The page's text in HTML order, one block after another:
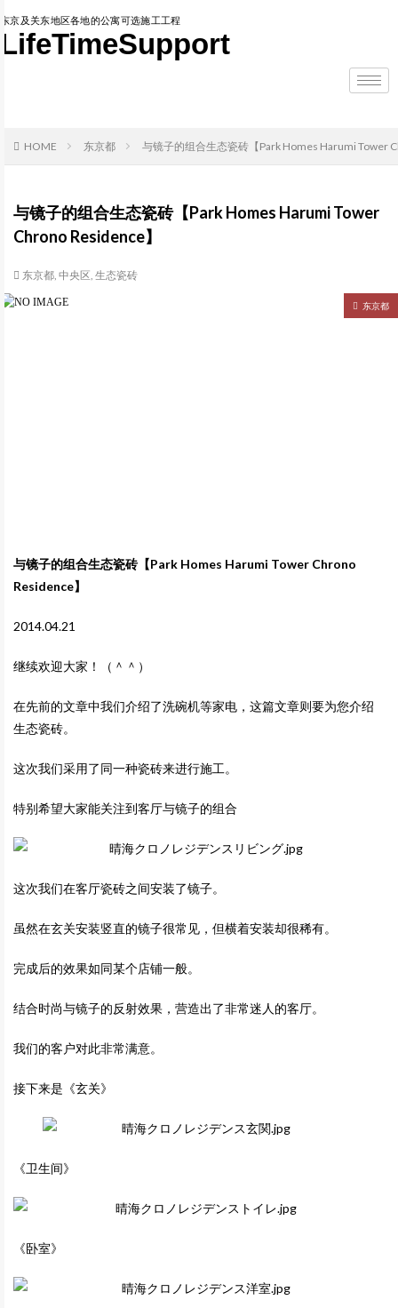
东京及关东地区各地的公寓可选施工工程
LifeTimeSupport
HOME 东京都 与镜子的组合生态瓷砖【Park Homes Harumi Tower
与镜子的组合生态瓷砖【Park Homes Harumi Tower
Chrono Residence】
东京都, 中央区, 生态瓷砖
东京都
与镜子的组合生态瓷砖【Park Homes Harumi Tower Chrono
Residence】
2014.04.21
继续欢迎大家！（＾＾）
在先前的文章中我们介绍了洗碗机等家电，这篇文章则要为您介绍
生态瓷砖。
这次我们采用了同一种瓷砖来进行施工。
特别希望大家能关注到客厅与镜子的组合
这次我们在客厅瓷砖之间安装了镜子。
虽然在玄关安装竖直的镜子很常见，但横着安装却很稀有。
完成后的效果如同某个店铺一般。
结合时尚与镜子的反射效果，营造出了非常迷人的客厅。
我们的客户对此非常满意。
接下来是《玄关》
《卫生间》
《卧室》